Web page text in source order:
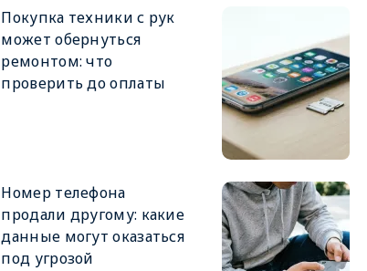
Покупка техники с рук
может обернуться
ремонтом: что
проверить до оплаты
Номер телефона
продали другому: какие
данные могут оказаться
под угрозой